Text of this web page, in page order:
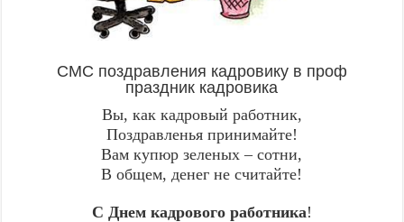
СМС поздравления кадровику в проф
праздник кадровика
Вы, как кадровый работник,
Поздравленья принимайте!
Вам купюр зеленых – сотни,
В общем, денег не считайте!
С Днем кадрового работника!